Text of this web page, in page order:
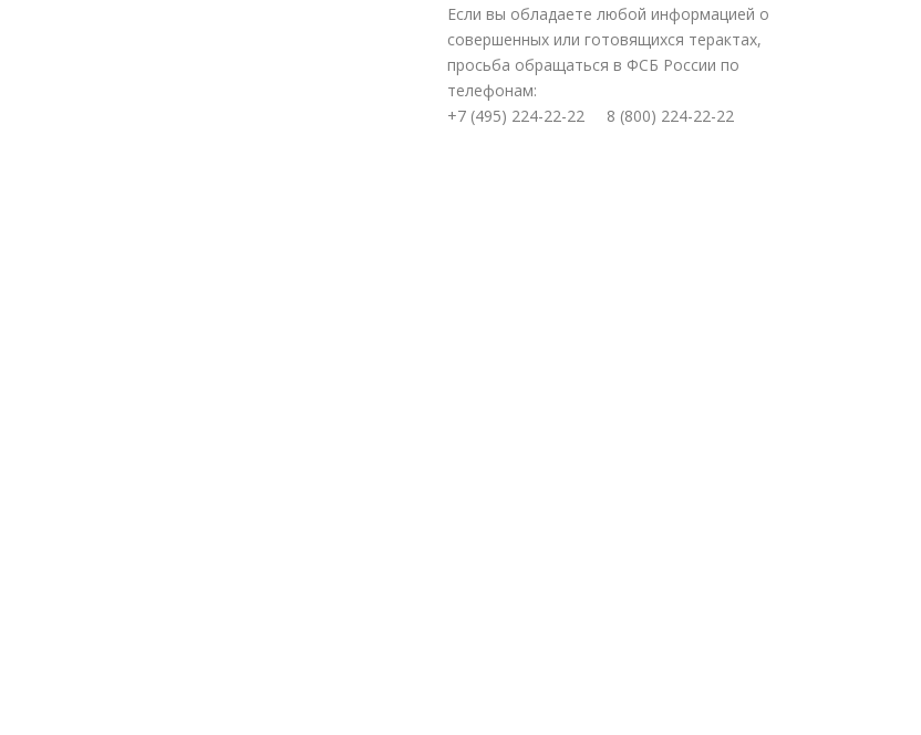
Если вы обладаете любой информацией о
совершенных или готовящихся терактах,
просьба обращаться в ФСБ России по
телефонам:
+7 (495) 224-22-22 8 (800) 224-22-22